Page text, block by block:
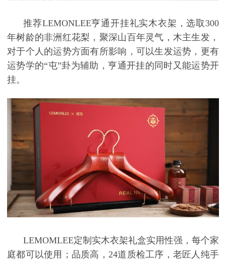
推荐LEMONLEE亨通开挂礼实木衣架，选取300
年树龄的非洲红花梨，聚深山百年灵气，木主生发，
对于个人的运势方面有所影响，可以生发运势， 更有
运势学的“屯”卦为辅助，亨通开挂的同时又能运势开
挂。
LEMOMLEE定制实木衣架礼盒实用性强，每个家
庭都可以使用；品质高，24道质检工序，老匠人纯手